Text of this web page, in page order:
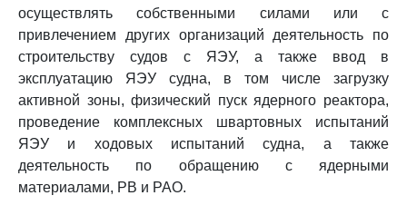
осуществлять собственными силами или с
привлечением других организаций деятельность по
строительству судов с ЯЭУ, а также ввод в
эксплуатацию ЯЭУ судна, в том числе загрузку
активной зоны, физический пуск ядерного реактора,
проведение комплексных швартовных испытаний
ЯЭУ и ходовых испытаний судна, а также
деятельность по обращению с ядерными
материалами, РВ и РАО.